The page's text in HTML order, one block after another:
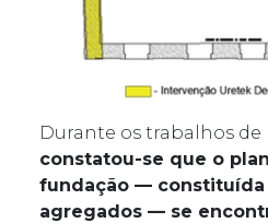
Durante os trabalhos de
constatou-se que o
fundação — constituída
agregados — se